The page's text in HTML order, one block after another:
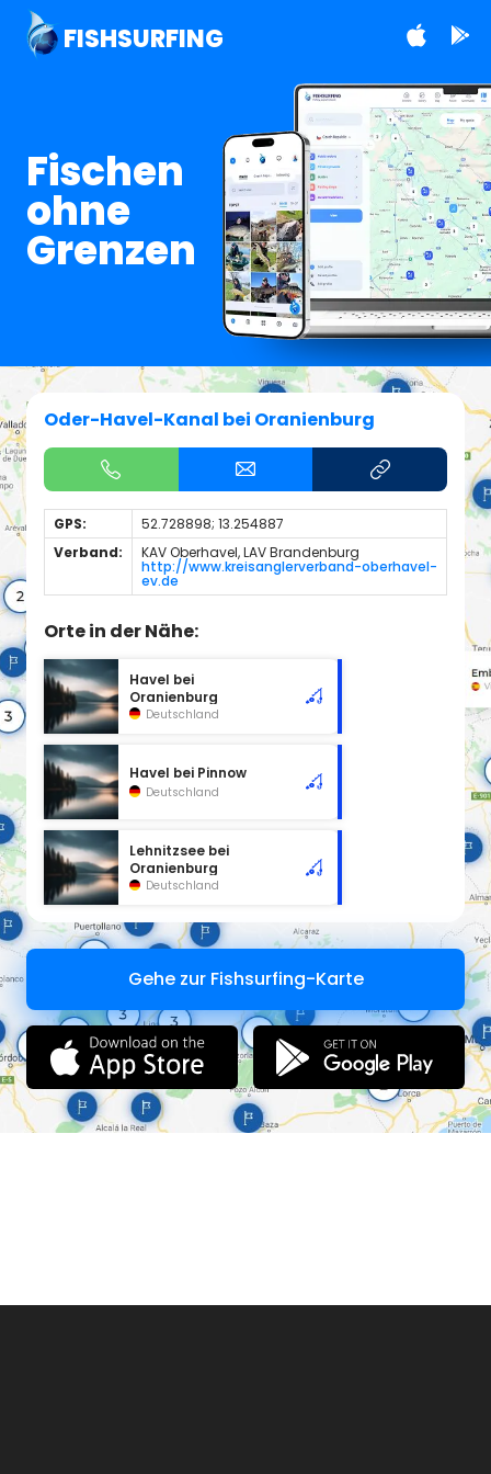
FISHSURFING
Fischen
ohne
Grenzen
Oder-Havel-Kanal bei Oranienburg
GPS:
52.728898; 13.254887
Verband:
KAV Oberhavel, LAV Brandenburg
http://www.kreisanglerverband-oberhavel-
ev.de
Orte in der Nähe:
Havel bei
Oranienburg
Deutschland
Havel bei Pinnow
Deutschland
Lehnitzsee bei
Oranienburg
Deutschland
Gehe zur Fishsurfing-Karte